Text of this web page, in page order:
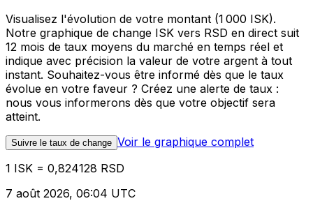
Visualisez l'évolution de votre montant (1 000 ISK).
Notre graphique de change ISK vers RSD en direct suit
12 mois de taux moyens du marché en temps réel et
indique avec précision la valeur de votre argent à tout
instant. Souhaitez-vous être informé dès que le taux
évolue en votre faveur ? Créez une alerte de taux :
nous vous informerons dès que votre objectif sera
atteint.
Suivre le taux de change Voir le graphique complet
1 ISK = 0,824128 RSD
7 août 2026, 06:04 UTC